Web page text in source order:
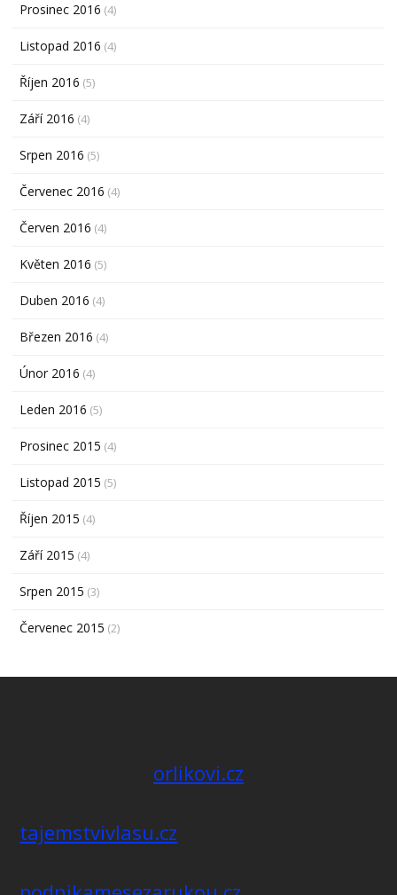
Prosinec 2016 (4)
Listopad 2016 (4)
Říjen 2016 (5)
Září 2016 (4)
Srpen 2016 (5)
Červenec 2016 (4)
Červen 2016 (4)
Květen 2016 (5)
Duben 2016 (4)
Březen 2016 (4)
Únor 2016 (4)
Leden 2016 (5)
Prosinec 2015 (4)
Listopad 2015 (5)
Říjen 2015 (4)
Září 2015 (4)
Srpen 2015 (3)
Červenec 2015 (2)
orlikovi.cz
tajemstvivlasu.cz